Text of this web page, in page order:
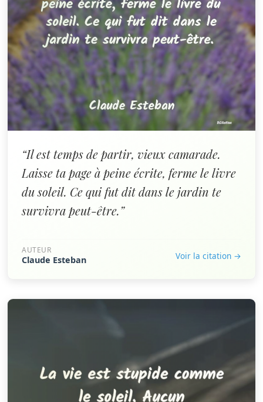
“Il est temps de partir, vieux camarade.
Laisse ta page à peine écrite, ferme le livre
du soleil. Ce qui fut dit dans le jardin te
survivra peut-être.”
AUTEUR
Claude Esteban Voir la citation →